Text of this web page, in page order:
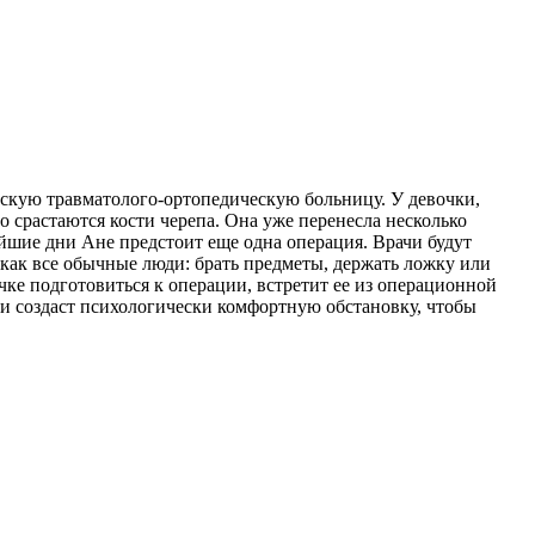
травматолого-ортопедическую больницу. У девочки,
кости черепа. Она уже перенесла несколько
дни Ане предстоит еще одна операция. Врачи будут
все обычные люди: брать предметы, держать ложку или
подготовиться к операции, встретит ее из операционной
создаст психологически комфортную обстановку, чтобы